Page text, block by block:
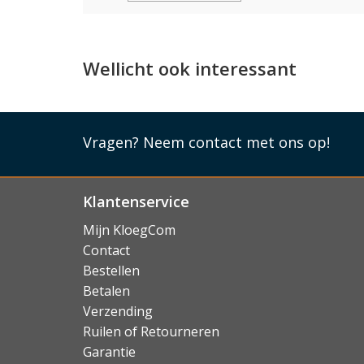
hoes zo ontworpen dat alle functionaliteiten
Lees
Wellicht ook interessant
Vragen? Neem contact met ons op!
Klantenservice
Mijn KloegCom
Contact
Bestellen
Betalen
Verzending
Ruilen of Retourneren
Garantie